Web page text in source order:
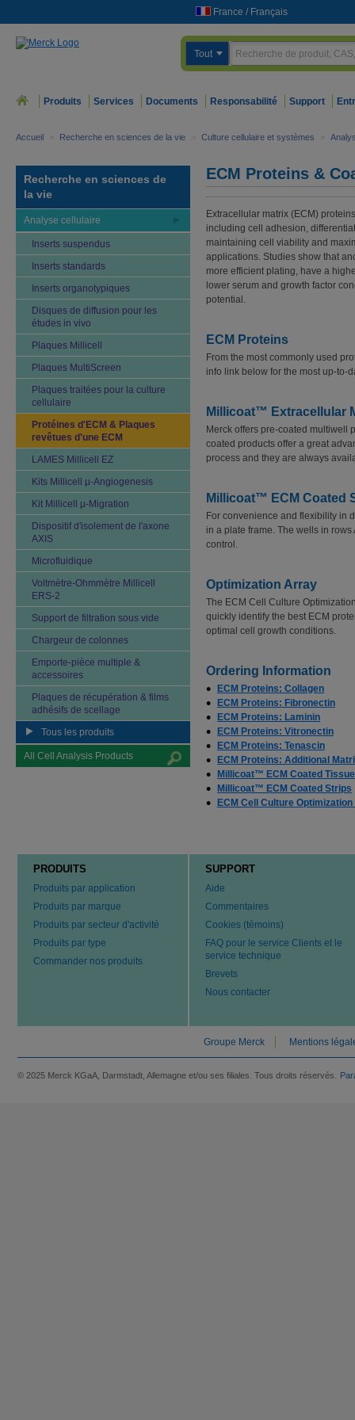
France / Français
Tout
Produits Services Documents Responsabilité Support
Accueil > Recherche en sciences de la vie > Culture cellulaire et systèmes >
Recherche en sciences de
la vie
Analyse cellulaire
Inserts suspendus
Inserts standards
Inserts organotypiques
Disques de diffusion pour les
études in vivo
Plaques Millicell
Plaques MultiScreen
Plaques traitées pour la culture
cellulaire
Protéines d'ECM & Plaques
revêtues d'une ECM
LAMES Millicell EZ
Kits Millicell µ-Angiogenesis
Kit Millicell µ-Migration
Dispositif d'isolement de l'axone
AXIS
Microfluidique
Voltmètre-Ohmmètre Millicell
ERS-2
Support de filtration sous vide
Chargeur de colonnes
Emporte-pièce multiple &
accessoires
Plaques de récupération & films
adhésifs de scellage
Tous les produits
All Cell Analysis Products
ECM Proteins &
Extracellular matrix (ECM)
including cell adhesion,
maintaining cell viability and
applications. Studies show that
more efficient plating, have a
lower serum and growth factor
potential.
ECM Proteins
From the most commonly used
info link below for the most up-
Millicoat™ Extracellular
Merck offers pre-coated multiwell
coated products offer a great
process and they are always
Millicoat™ ECM Coated
For convenience and flexibility in
in a plate frame. The wells in
control.
Optimization Array
The ECM Cell Culture
quickly identify the best ECM
optimal cell growth conditions.
Ordering Information
ECM Proteins: Collagen
ECM Proteins: Fibronectin
ECM Proteins: Laminin
ECM Proteins: Vitronectin
ECM Proteins: Tenascin
ECM Proteins: Additional
Millicoat™ ECM Coated
Millicoat™ ECM Coated Strips
ECM Cell Culture
PRODUITS
Produits par application
Produits par marque
Produits par secteur d'activité
Produits par type
Commander nos produits
SUPPORT
Aide
Commentaires
Cookies (témoins)
FAQ pour le service Clients et le
service technique
Brevets
Nous contacter
Groupe Merck Mentions
© 2025 Merck KGaA, Darmstadt, Allemagne et/ou ses filiales. Tous droits réservés.